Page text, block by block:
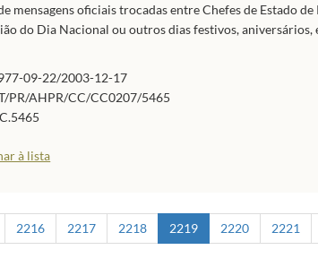
mensagens oficiais trocadas entre Chefes de Estado
do Dia Nacional ou outros dias festivos,
09-22/2003-12-17
PR/AHPR/CC/CC0207/5465
à lista
2216 2217 2218 2219 2220 2221